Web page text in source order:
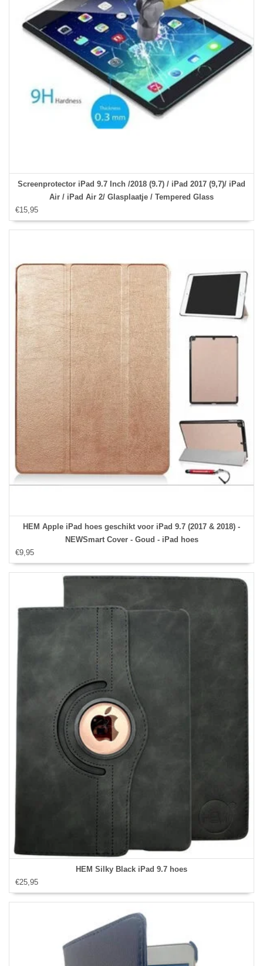
Screenprotector iPad 9.7 Inch /2018 (9.7) / iPad 2017 (9,7)/ iPad
Air / iPad Air 2/ Glasplaatje / Tempered Glass
€15,95
HEM Apple iPad hoes geschikt voor iPad 9.7 (2017 & 2018) -
NEWSmart Cover - Goud - iPad hoes
€9,95
HEM Silky Black iPad 9.7 hoes
€25,95